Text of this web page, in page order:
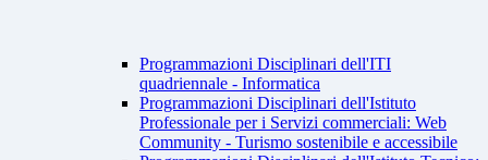
Programmazioni Disciplinari dell'ITI
quadriennale - Informatica
Programmazioni Disciplinari dell'Istituto
Professionale per i Servizi commerciali: Web
Community - Turismo sostenibile e accessibile